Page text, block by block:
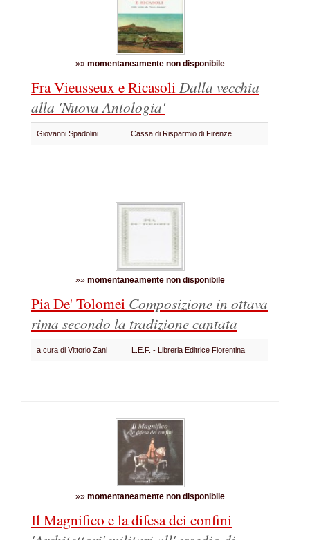
»» momentaneamente non disponibile
Fra Vieusseux e RicasoliDalla vecchia
alla 'Nuova Antologia'
Giovanni Spadolini Cassa di Risparmio di Firenze
»» momentaneamente non disponibile
Pia De' Tolomei Composizione in ottava
rima secondo la tradizione cantata
a cura di Vittorio Zani L.E.F. - Libreria Editrice Fiorentina
»» momentaneamente non disponibile
Il Magnifico e la difesa dei confini